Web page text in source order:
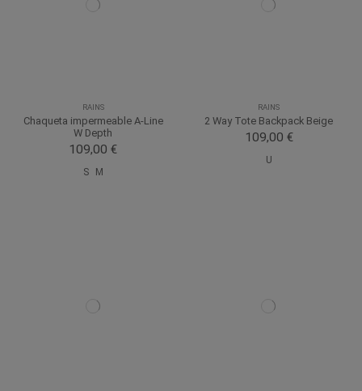
RAINS
Chaqueta impermeable A-Line
W Depth
109,00 €
S M
RAINS
2 Way Tote Backpack Beige
109,00 €
U